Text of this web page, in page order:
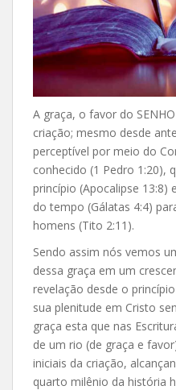
A graça, o favor do
criação; mesmo desde
perceptível por meio do
conhecido (1 Pedro 1:20),
princípio (Apocalipse 13:8)
do tempo (Gálatas 4:4)
homens (Tito 2:11).
Sendo assim nós vemos
dessa graça em um
revelação desde o
sua plenitude em Cristo
graça esta que nas
de um rio (de graça e
iniciais da criação,
quarto milênio da história